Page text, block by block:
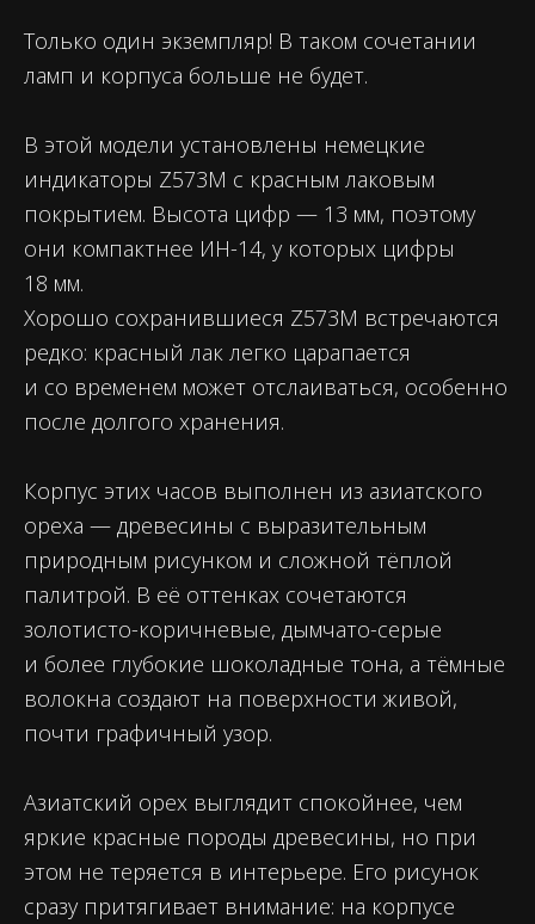
Только один экземпляр! В таком сочетании
ламп и корпуса больше не будет.
В этой модели установлены немецкие
индикаторы Z573M с красным лаковым
покрытием. Высота цифр — 13 мм, поэтому
они компактнее ИН-14, у которых цифры
18 мм.
Хорошо сохранившиеся Z573M встречаются
редко: красный лак легко царапается
и со временем может отслаиваться, особенно
после долгого хранения.
Корпус этих часов выполнен из азиатского
ореха — древесины с выразительным
природным рисунком и сложной тёплой
палитрой. В её оттенках сочетаются
золотисто-коричневые, дымчато-серые
и более глубокие шоколадные тона, а тёмные
волокна создают на поверхности живой,
почти графичный узор.
Азиатский орех выглядит спокойнее, чем
яркие красные породы древесины, но при
этом не теряется в интерьере. Его рисунок
сразу притягивает внимание: на корпусе